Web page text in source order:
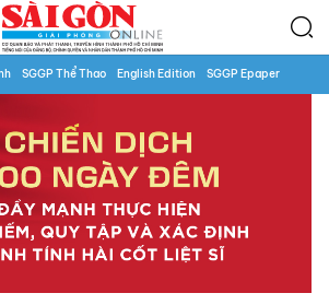
SGGP Thể Thao English Edition SGGP Epaper